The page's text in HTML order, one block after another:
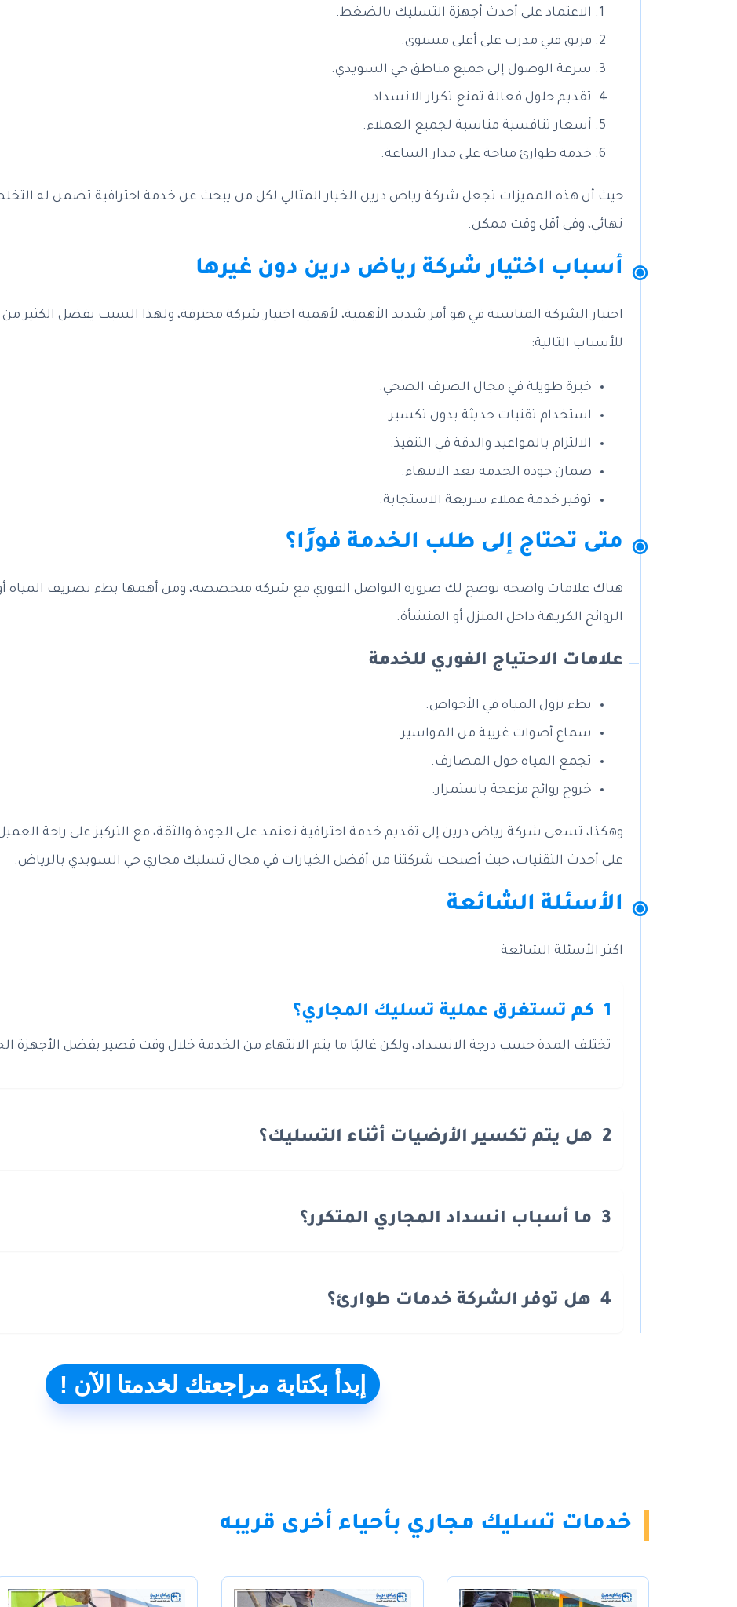
الاعتماد على أحدث أجهزة التسليك بالضغط.
فريق فني مدرب على أعلى مستوى.
سرعة الوصول إلى جميع مناطق حي السويدي.
تقديم حلول فعالة تمنع تكرار الانسداد.
أسعار تنافسية مناسبة لجميع العملاء.
خدمة طوارئ متاحة على مدار الساعة.
حيث أن هذه المميزات تجعل شركة رياض درين الخيار المثالي لكل من يبحث عن خدمة احترافية تضمن له
نهائي، وفي أقل وقت ممكن.
أسباب اختيار شركة رياض درين دون غيرها
اختيار الشركة المناسبة في هو أمر شديد الأهمية، لأهمية اختيار شركة محترفة، ولهذا السبب يفضل الكثير
للأسباب التالية:
خبرة طويلة في مجال الصرف الصحي.
استخدام تقنيات حديثة بدون تكسير.
الالتزام بالمواعيد والدقة في التنفيذ.
ضمان جودة الخدمة بعد الانتهاء.
توفير خدمة عملاء سريعة الاستجابة.
متى تحتاج إلى طلب الخدمة فورًا؟
هناك علامات واضحة توضح لك ضرورة التواصل الفوري مع شركة متخصصة، ومن أهمها بطء تصريف المياه أو
الروائح الكريهة داخل المنزل أو المنشأة.
علامات الاحتياج الفوري للخدمة
بطء نزول المياه في الأحواض.
سماع أصوات غريبة من المواسير.
تجمع المياه حول المصارف.
خروج روائح مزعجة باستمرار.
وهكذا، تسعى شركة رياض درين إلى تقديم خدمة احترافية تعتمد على الجودة والثقة، مع التركيز على راحة
على أحدث التقنيات، حيث أصبحت شركتنا من أفضل الخيارات في مجال تسليك مجاري حي السويدي بالرياض.
الأسئلة الشائعة
اكثر الأسئلة الشائعة
1 كم تستغرق عملية تسليك المجاري؟
تختلف المدة حسب درجة الانسداد، ولكن غالبًا ما يتم الانتهاء من الخدمة خلال وقت قصير بفضل الأجهزة
2 هل يتم تكسير الأرضيات أثناء التسليك؟
3 ما أسباب انسداد المجاري المتكرر؟
4 هل توفر الشركة خدمات طوارئ؟
إبدأ بكتابة مراجعتك لخدمتا الآن !
خدمات تسليك مجاري بأحياء أخرى قريبه